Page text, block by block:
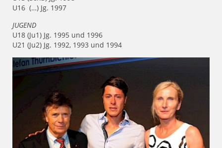
U16 (…) Jg. 1997
JUGEND
U18 (Ju1) Jg. 1995 und 1996
U21 (Ju2) Jg. 1992, 1993 und 1994